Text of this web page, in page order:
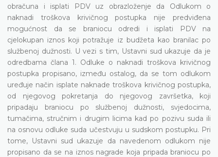
obračuna i isplati PDV uz obrazloženje da Odlukom o
naknadi troškova krivičnog postupka nije predviđena
mogućnost da se braniocu odredi i isplati PDV na
cjelokupan iznos koji potražuje iz budžeta kao branilac po
službenoj dužnosti. U vezi s tim, Ustavni sud ukazuje da je
odredbama člana 1. Odluke o naknadi troškova krivičnog
postupka propisano, između ostalog, da se tom odlukom
uređuje način isplate naknade troškova krivičnog postupka,
od njegovog pokretanja do njegovog završetka, koji
pripadaju braniocu po službenoj dužnosti, svjedocima,
tumačima, stručnim i drugim licima kad po pozivu suda ili
na osnovu odluke suda učestvuju u sudskom postupku. Pri
tome, Ustavni sud ukazuje da navedenom odlukom nije
propisano da se na iznos nagrade koja pripada braniocu po